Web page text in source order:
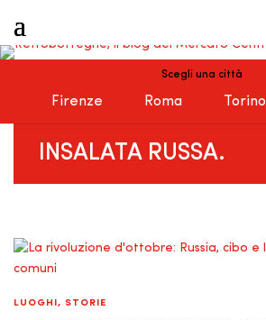
Scegli una città
Firenze Roma Torino
INSALATA RUSSA.
LUOGHI , STORIE